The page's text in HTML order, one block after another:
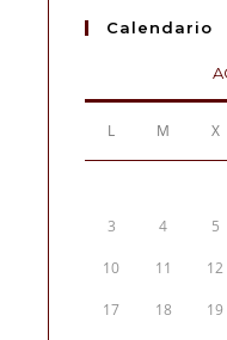
Calendario
L M X
3 4 5
10 11 12
17 18 19